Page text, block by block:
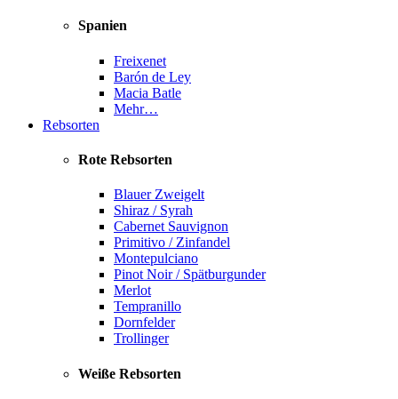
Spanien
Freixenet
Barón de Ley
Macia Batle
Mehr…
Rebsorten
Rote Rebsorten
Blauer Zweigelt
Shiraz / Syrah
Cabernet Sauvignon
Primitivo / Zinfandel
Montepulciano
Pinot Noir / Spätburgunder
Merlot
Tempranillo
Dornfelder
Trollinger
Weiße Rebsorten